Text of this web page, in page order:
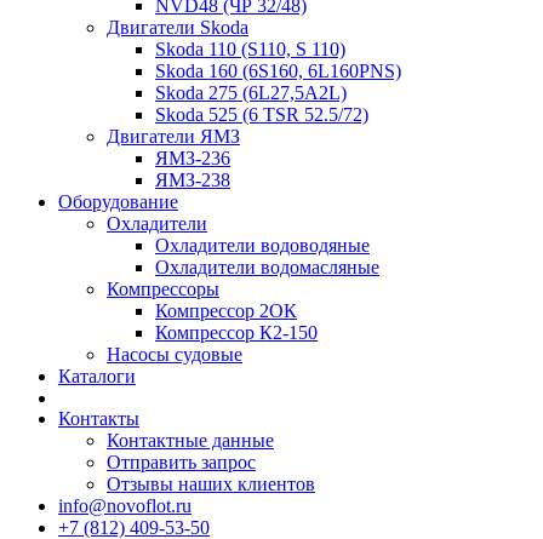
NVD48 (ЧР 32/48)
Двигатели Skoda
Skoda 110 (S110, S 110)
Skoda 160 (6S160, 6L160PNS)
Skoda 275 (6L27,5A2L)
Skoda 525 (6 TSR 52.5/72)
Двигатели ЯМЗ
ЯМЗ-236
ЯМЗ-238
Оборудование
Охладители
Охладители водоводяные
Охладители водомасляные
Компрессоры
Компрессор 2ОК
Компрессор К2-150
Насосы судовые
Каталоги
Контакты
Контактные данные
Отправить запрос
Отзывы наших клиентов
infо@nоvoflоt.ru
+7 (812) 409-53-50